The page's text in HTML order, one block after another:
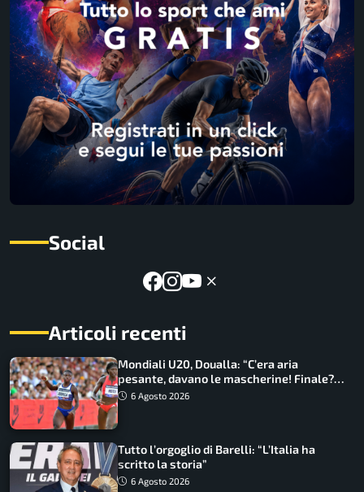
Social
Articoli recenti
Mondiali U20, Doualla: “C’era aria
pesante, davano le mascherine! Finale?
Non ho nulla da perdere”
6 Agosto 2026
Tutto l’orgoglio di Barelli: “L’Italia ha
scritto la storia”
6 Agosto 2026